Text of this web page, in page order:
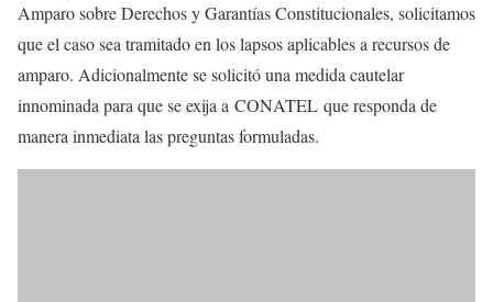
Amparo sobre Derechos y Garantías Constitucionales, solicitamos
que el caso sea tramitado en los lapsos aplicables a recursos de
amparo. Adicionalmente se solicitó una medida cautelar
innominada para que se exija a CONATEL que responda de
manera inmediata las preguntas formuladas.